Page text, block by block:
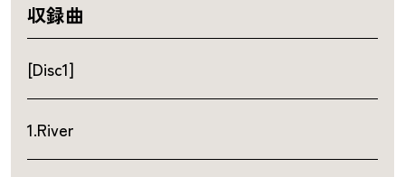
収録曲
[Disc1]
1.River